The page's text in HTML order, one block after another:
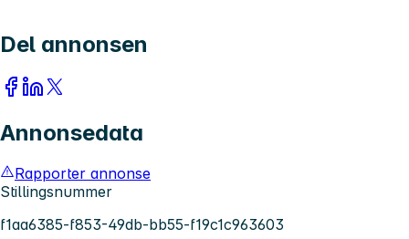
Del annonsen
Annonsedata
Rapporter annonse
Stillingsnummer
f1aa6385-f853-49db-bb55-f19c1c963603